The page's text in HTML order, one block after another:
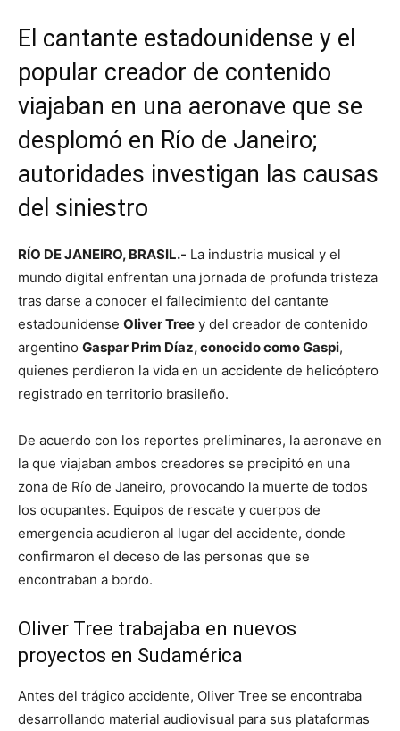
El cantante estadounidense y el
popular creador de contenido
viajaban en una aeronave que se
desplomó en Río de Janeiro;
autoridades investigan las causas
del siniestro
RÍO DE JANEIRO, BRASIL.- La industria musical y el
mundo digital enfrentan una jornada de profunda tristeza
tras darse a conocer el fallecimiento del cantante
estadounidense Oliver Tree y del creador de contenido
argentino Gaspar Prim Díaz, conocido como Gaspi,
quienes perdieron la vida en un accidente de helicóptero
registrado en territorio brasileño.
De acuerdo con los reportes preliminares, la aeronave en
la que viajaban ambos creadores se precipitó en una
zona de Río de Janeiro, provocando la muerte de todos
los ocupantes. Equipos de rescate y cuerpos de
emergencia acudieron al lugar del accidente, donde
confirmaron el deceso de las personas que se
encontraban a bordo.
Oliver Tree trabajaba en nuevos
proyectos en Sudamérica
Antes del trágico accidente, Oliver Tree se encontraba
desarrollando material audiovisual para sus plataformas